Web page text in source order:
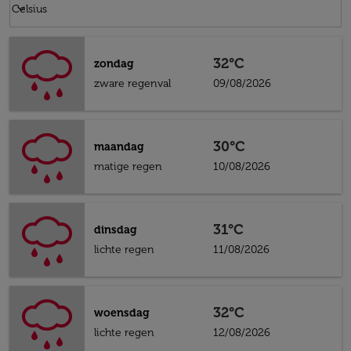
Celsius
keyboard_arrow_down
zondag
zware regenval
32°C
09/08/2026
maandag
matige regen
30°C
10/08/2026
dinsdag
lichte regen
31°C
11/08/2026
woensdag
lichte regen
32°C
12/08/2026